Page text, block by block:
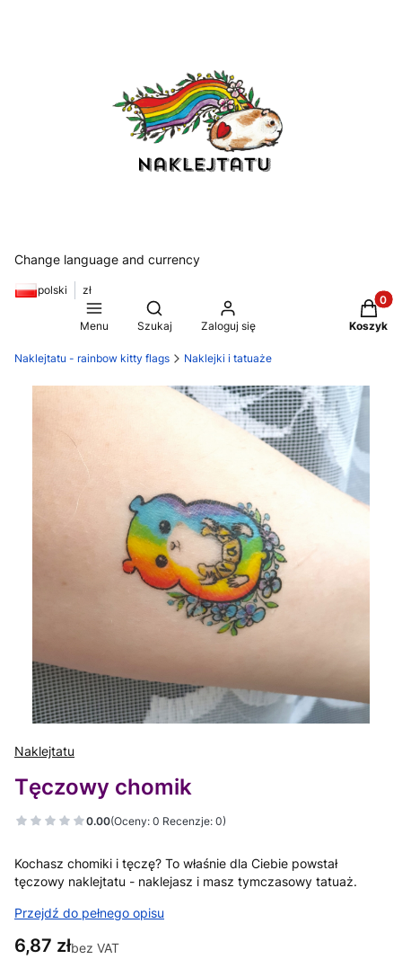
Change language and currency
polski zł
Menu
Otwórz wyszukiwarkę
Szukaj Zaloguj się Koszyk
Naklejtatu - rainbow kitty flags Naklejki i tatuaże
Naklejtatu
Tęczowy chomik
0.00(Oceny: 0 Recenzje: 0)
Kochasz chomiki i tęczę? To właśnie dla Ciebie powstał
tęczowy naklejtatu - naklejasz i masz tymczasowy tatuaż.
Przejdź do pełnego opisu
Cena
6,87 złbez VAT